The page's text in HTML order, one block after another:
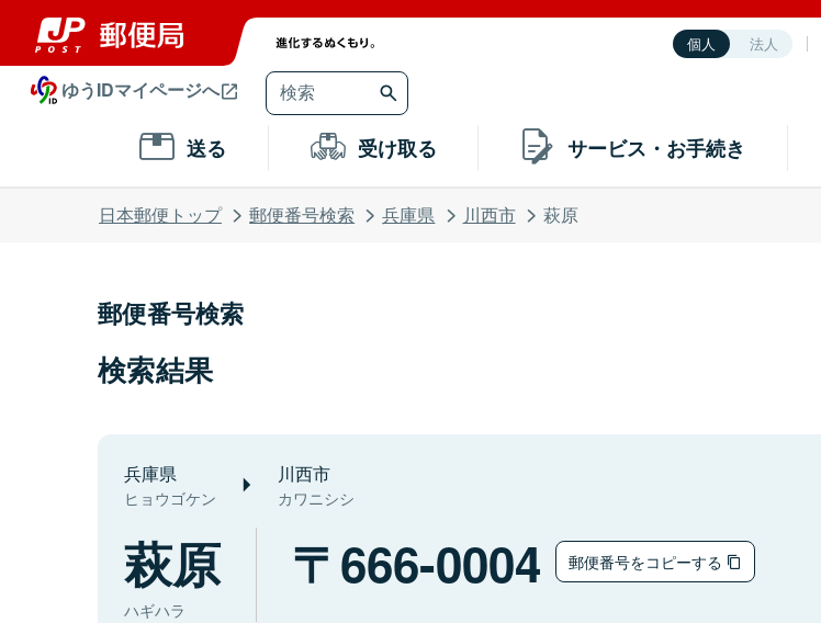
個人 法人
ゆうIDマイページへ
送る 受け取る サービス・お手続き
日本郵便トップ 郵便番号検索 兵庫県 川西市 萩原
郵便番号検索
検索結果
兵庫県
ヒョウゴケン
川西市
カワニシシ
萩原
ハギハラ
666-0004 郵便番号をコピーする